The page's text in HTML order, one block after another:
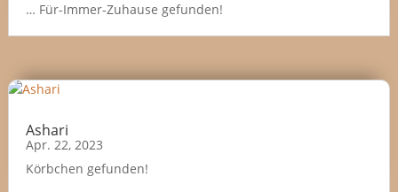
… Für-Immer-Zuhause gefunden!
Ashari
Apr. 22, 2023
Körbchen gefunden!